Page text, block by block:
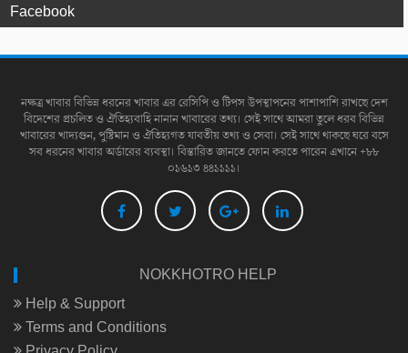
Facebook
নক্ষত্র খাবার বিভিন্ন ধরনের খাবার এর রেসিপি ও টিপস উপস্থাপনের পাশাপাশি রাখছে দেশ
বিদেশের প্রচলিত ও ঐতিহ্যবাহি নানান খাবারের তথ্য। সেই সাথে আমরা তুলে ধরব বিভিন্ন
খাবারের খাদ্যগুন, পুষ্টিমান ও ঐতিহ্যগত যাবতীয় তথ্য ও সেবা। সেই সাথে থাকছে ঘরে বসে
সব ধরনের খাবার অর্ডারের ব্যবস্থা। বিস্তারিত জানতে ফোন করতে পারেন এখানে +৮৮
০১৬১৩ ৪৪১১১১।
NOKKHOTRO HELP
Help & Support
Terms and Conditions